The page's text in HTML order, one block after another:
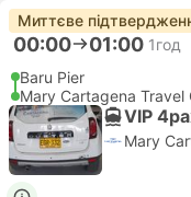
Миттєве
00:00 01:00 1год
Baru Pier
Mary Cartagena Travel
VIP
Mary